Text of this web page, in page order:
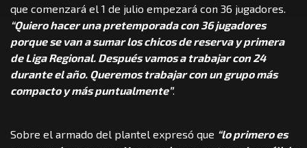
que comenzará el 1 de julio empezará con 36 jugadores.
“Quiero hacer una pretemporada con 36 jugadores
porque se van a sumar los chicos de reserva y primera
de Liga Regional. Después vamos a trabajar con 24
durante el año. Queremos trabajar con un grupo más
compacto y más puntualmente”.
Sobre el armado del plantel expresó que “lo primero es